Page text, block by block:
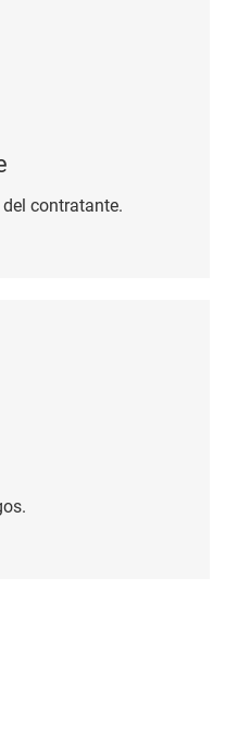
contratante.